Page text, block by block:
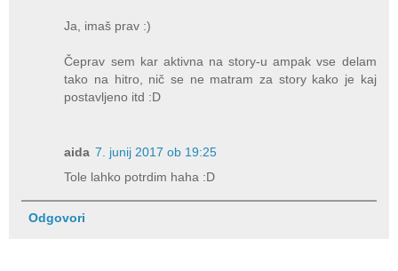
Ja, imaš prav :)
Čeprav sem kar aktivna na story-u ampak vse delam
tako na hitro, nič se ne matram za story kako je kaj
postavljeno itd :D
aida 7. junij 2017 ob 19:25
Tole lahko potrdim haha :D
Odgovori